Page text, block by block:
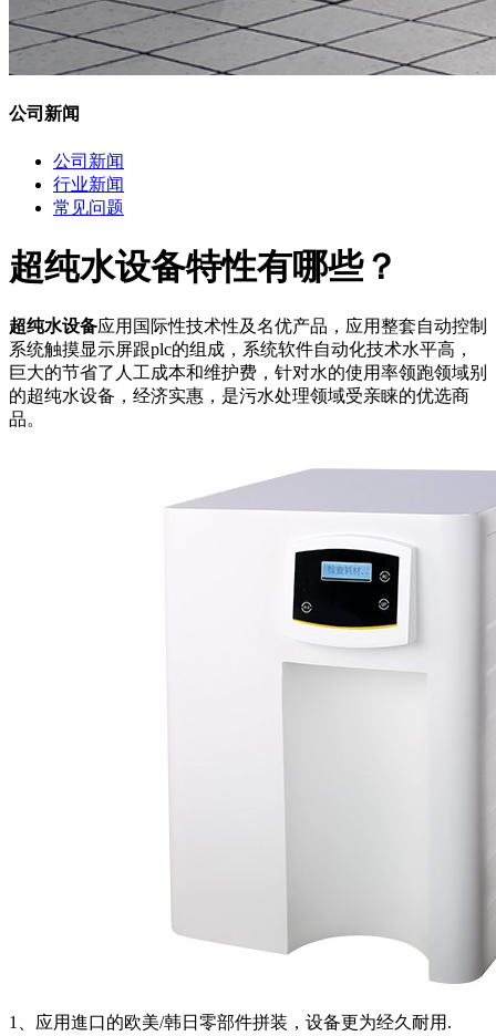
公司新闻
公司新闻
行业新闻
常见问题
超纯水设备特性有哪些？
超纯水设备应用国际性技术性及名优产品，应用整套自动控制
系统触摸显示屏跟plc的组成，系统软件自动化技术水平高，
巨大的节省了人工成本和维护费，针对水的使用率领跑领域别
的超纯水设备，经济实惠，是污水处理领域受亲睐的优选商
品。
1、应用進口的欧美/韩日零部件拼装，设备更为经久耐用.